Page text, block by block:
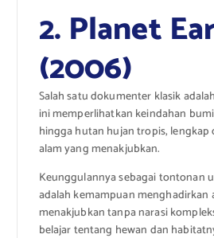
2. Planet
(2006)
Salah satu dokumenter klasik adalah
ini memperlihatkan keindahan
hingga hutan hujan tropis,
alam yang menakjubkan.
Keunggulannya sebagai tontonan
adalah kemampuan menghadirkan
menakjubkan tanpa narasi
belajar tentang hewan dan